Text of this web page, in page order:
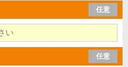
任意
任意